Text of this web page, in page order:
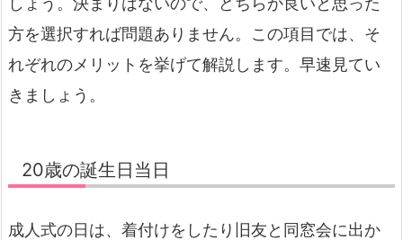
方を選択すれば問題ありません。この項目では、そ
れぞれのメリットを挙げて解説します。早速見てい
きましょう。
20歳の誕生日当日
成人式の日は、着付けをしたり旧友と同窓会に出か